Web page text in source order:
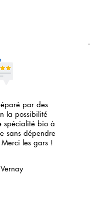
par des
la possibilité
spécialité bio à
sans dépendre
les gars !